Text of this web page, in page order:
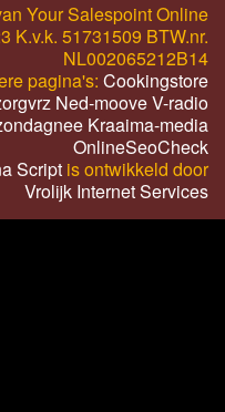
Your Salespoint Online
K.v.k. 51731509 BTW.nr.
NL002065212B14
pagina's: Cookingstore
Ned-mooveV-radio
Kraaima-media
OnlineSeoCheck
Script is ontwikkeld door
Vrolijk Internet Services